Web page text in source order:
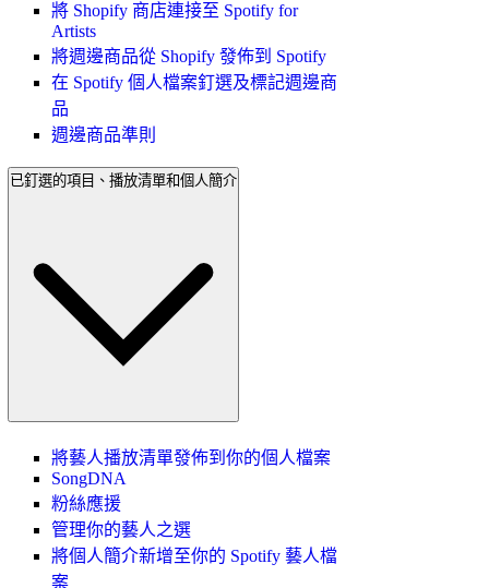
將 Shopify 商店連接至 Spotify for
Artists
將週邊商品從 Shopify 發佈到 Spotify
在 Spotify 個人檔案釘選及標記週邊商
品
週邊商品準則
已釘選的項目、播放清單和個人簡介
將藝人播放清單發佈到你的個人檔案
SongDNA
粉絲應援
管理你的藝人之選
將個人簡介新增至你的 Spotify 藝人檔
案